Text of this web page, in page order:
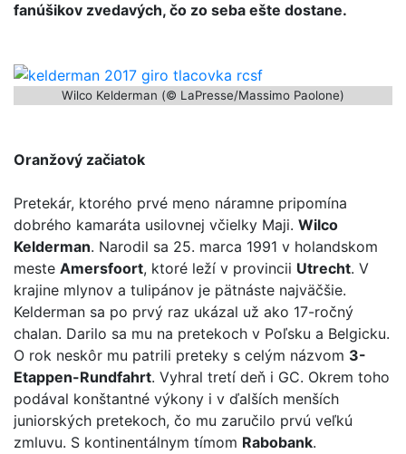
fanúšikov zvedavých, čo zo seba ešte dostane.
Wilco Kelderman (© LaPresse/Massimo Paolone)
Oranžový začiatok
Pretekár, ktorého prvé meno náramne pripomína
dobrého kamaráta usilovnej včielky Maji. Wilco
Kelderman. Narodil sa 25. marca 1991 v holandskom
meste Amersfoort, ktoré leží v provincii Utrecht. V
krajine mlynov a tulipánov je pätnáste najväčšie.
Kelderman sa po prvý raz ukázal už ako 17-ročný
chalan. Darilo sa mu na pretekoch v Poľsku a Belgicku.
O rok neskôr mu patrili preteky s celým názvom 3-
Etappen-Rundfahrt. Vyhral tretí deň i GC. Okrem toho
podával konštantné výkony i v ďalších menších
juniorských pretekoch, čo mu zaručilo prvú veľkú
zmluvu. S kontinentálnym tímom Rabobank.